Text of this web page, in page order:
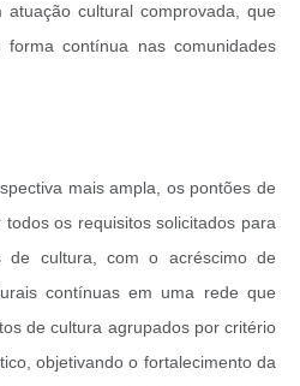
cultural comprovada, que
forma contínua nas comunidades
mais ampla, os pontões de
os requisitos solicitados para
de cultura, com o acréscimo de
contínuas em uma rede que
de cultura agrupados por critério
objetivando o fortalecimento da